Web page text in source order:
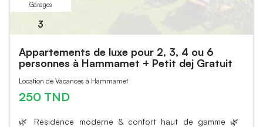
Garages
3
Appartements de luxe pour 2, 3, 4 ou 6
personnes à Hammamet + Petit dej Gratuit
Location de Vacances à Hammamet
250 TND
🌿 Résidence moderne & confort haut de gamme 🌿